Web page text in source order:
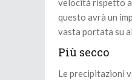
velocità rispetto
questo avrà un
vasta portata su
Più secco
Le precipitazioni